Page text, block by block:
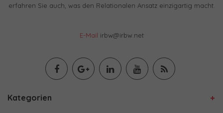
erfahren Sie auch, was den Relationalen Ansatz einzigartig macht.
E-Mail irbw@irbw.net
Kategorien